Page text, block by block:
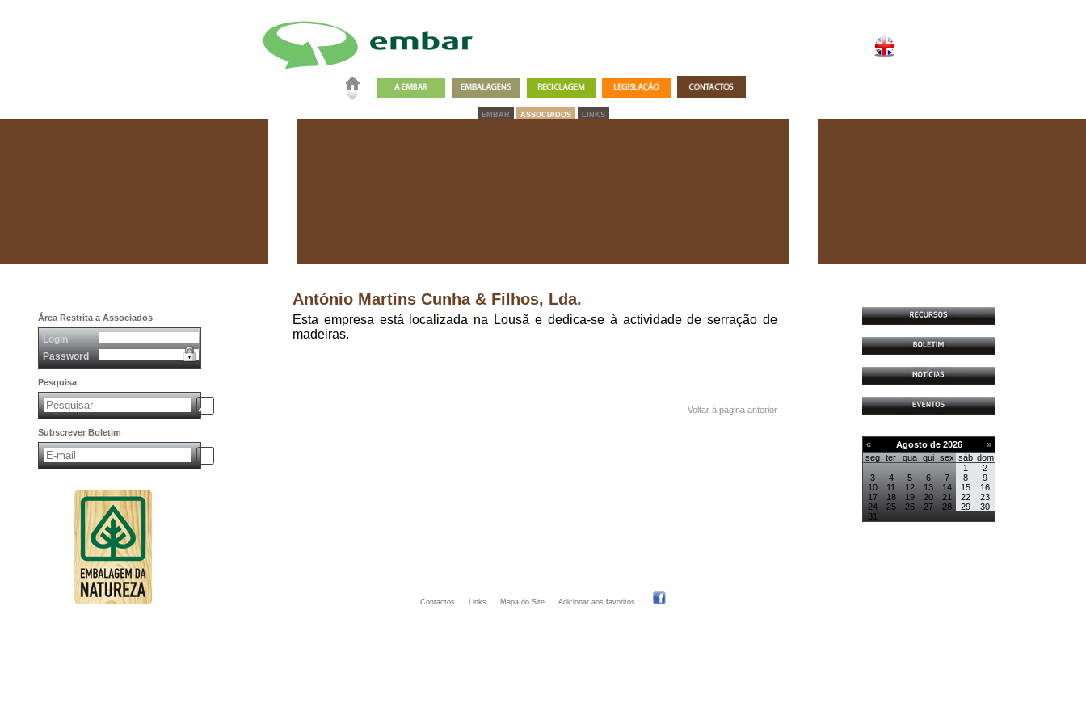
EMBAR ASSOCIADOS LINKS
Área Restrita a Associados
Login
Password
Pesquisa
Subscrever Boletim
António Martins Cunha & Filhos, Lda.
Esta empresa está localizada na Lousã e dedica-se à actividade de serração de
madeiras.
Voltar à página anterior
« Agosto de 2026
»
seg
ter qua qui sex sáb dom
1
2
3
4 5 6 7 8
9
10
11 12 13 14 15
16
17
18 19 20 21 22
23
24
25 26 27 28 29
30
31
Contactos Links Mapa do Site Adicionar aos favoritos